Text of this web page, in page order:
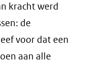
kracht werd
de
voor dat een
aan alle